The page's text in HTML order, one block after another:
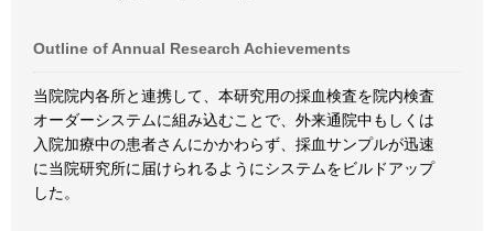
Outline of Annual Research Achievements
当院院内各所と連携して、本研究用の採血検査を院内検査
オーダーシステムに組み込むことで、外来通院中もしくは
入院加療中の患者さんにかかわらず、採血サンプルが迅速
に当院研究所に届けられるようにシステムをビルドアップ
した。